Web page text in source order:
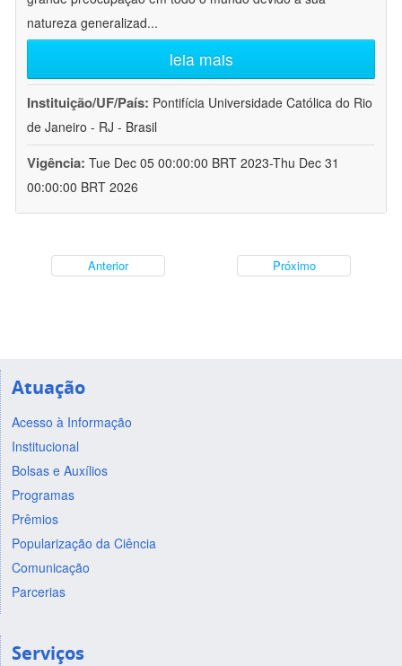
natureza generalizad...
leia mais
Instituição/UF/País: Pontifícia Universidade Católica do Rio
de Janeiro - RJ - Brasil
Vigência: Tue Dec 05 00:00:00 BRT 2023-Thu Dec 31
00:00:00 BRT 2026
Anterior Próximo
Atuação
Acesso à Informação
Institucional
Bolsas e Auxílios
Programas
Prêmios
Popularização da Ciência
Comunicação
Parcerias
Serviços